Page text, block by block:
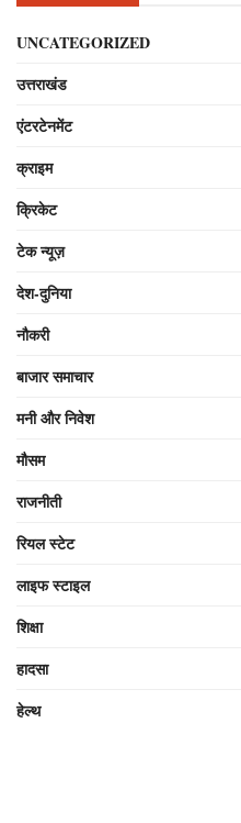
UNCATEGORIZED
उत्तराखंड
एंटरटेनमेंट
क्राइम
क्रिकेट
टेक न्यूज़
देश-दुनिया
नौकरी
बाजार समाचार
मनी और निवेश
मौसम
राजनीती
रियल स्टेट
लाइफ स्टाइल
शिक्षा
हादसा
हेल्थ